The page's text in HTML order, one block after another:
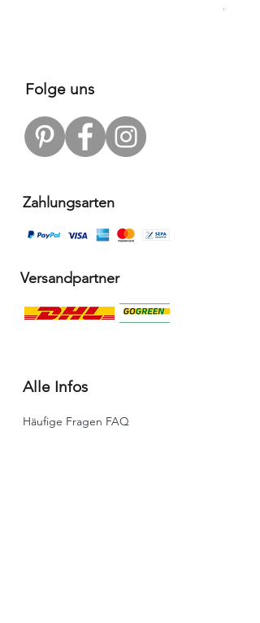
Price
€109.00
Folge uns
Zahlungsarten
Versandpartner
Alle Infos
Häufige Fragen FAQ